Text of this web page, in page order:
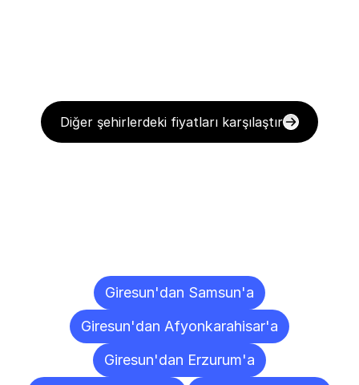
Diğer şehirlerdeki fiyatları karşılaştır
Giresun'dan Samsun'a
Giresun'dan Afyonkarahisar'a
Giresun'dan Erzurum'a